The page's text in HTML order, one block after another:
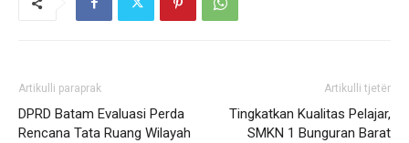
Artikulli paraprak
DPRD Batam Evaluasi Perda
Rencana Tata Ruang Wilayah
Artikulli tjetër
Tingkatkan Kualitas Pelajar,
SMKN 1 Bunguran Barat